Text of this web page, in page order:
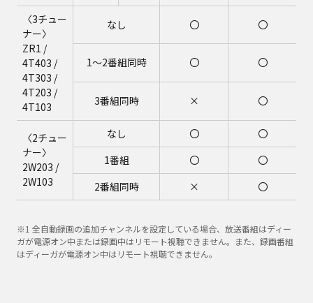
〈3チュー
ナー〉
ZR1 /
4T403 /
4T303 /
4T203 /
4T103
なし 〇 〇
1～2番組同時 〇 〇
3番組同時 × 〇
〈2チュー
ナー〉
2W203 /
2W103
なし 〇
〇
1番組
〇
〇
2番組同時
× 〇
※1 全自動録画の追加チャンネルを設定している場合、放送番組はディー
ガが電源オン中または録画中はリモート視聴できません。また、録画番組
はディーガが電源オン中はリモート視聴できません。